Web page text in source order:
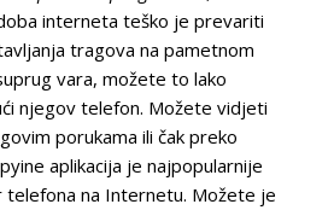
interneta teško je prevariti
tragova na pametnom
vara, možete to lako
njegov telefon. Možete vidjeti
porukama ili čak preko
aplikacija je najpopularnije
telefona na Internetu. Možete je